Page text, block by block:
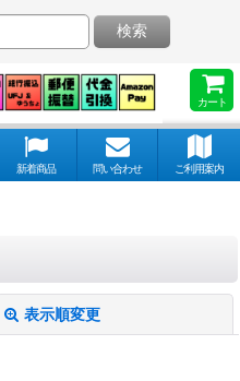
カート
検索
新着商品 問い合わせ ご利用案内
表示順変更